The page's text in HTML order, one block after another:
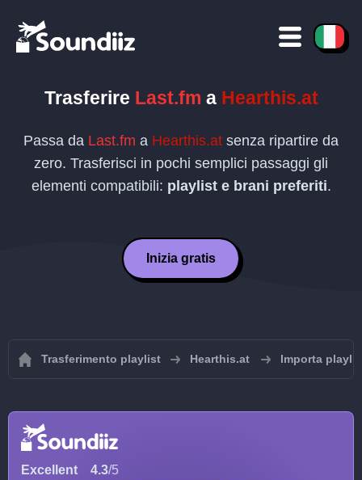
Trasferire Last.fm a Hearthis.at
Passa da Last.fm a Hearthis.at senza ripartire da
zero. Trasferisci in pochi semplici passaggi gli
elementi compatibili: playlist e brani preferiti.
Inizia gratis
Trasferimento playlist Hearthis.at Importa
Excellent 4.3/5